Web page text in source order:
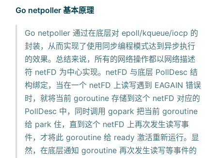
Go netpoller 基本原理
Go netpoller 通过在底层对 epoll/kqueue/iocp 的
封装，从而实现了使用同步编程模式达到异步执行
的效果。总结来说，所有的网络操作都以网络描述
符 netFD 为中心实现。netFD 与底层 PollDesc 结
构绑定，当在一个 netFD 上读写遇到 EAGAIN 错误
时，就将当前 goroutine 存储到这个 netFD 对应的
PollDesc 中，同时调用 gopark 把当前 goroutine
给 park 住，直到这个 netFD 上再次发生读写事
件，才将此 goroutine 给 ready 激活重新运行。显
然，在底层通知 goroutine 再次发生读写等事件的